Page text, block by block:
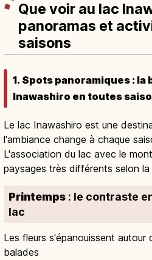
Que voir au lac
panoramas et
saisons
1. Spots panoramiques : la
Inawashiro en toutes
Le lac Inawashiro est une
l'ambiance change à chaque
L'association du lac avec le
paysages très différents selon
Printemps : le contraste
lac
Les fleurs s'épanouissent autour
balades